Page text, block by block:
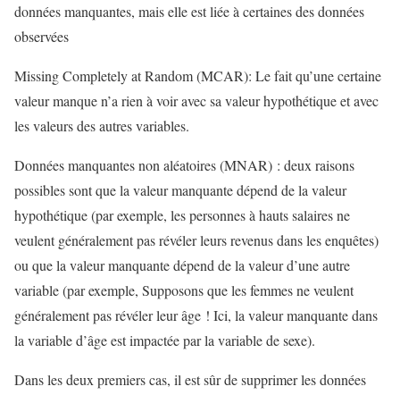
données manquantes, mais elle est liée à certaines des données
observées
Missing Completely at Random (MCAR): Le fait qu’une certaine
valeur manque n’a rien à voir avec sa valeur hypothétique et avec
les valeurs des autres variables.
Données manquantes non aléatoires (MNAR) : deux raisons
possibles sont que la valeur manquante dépend de la valeur
hypothétique (par exemple, les personnes à hauts salaires ne
veulent généralement pas révéler leurs revenus dans les enquêtes)
ou que la valeur manquante dépend de la valeur d’une autre
variable (par exemple, Supposons que les femmes ne veulent
généralement pas révéler leur âge ! Ici, la valeur manquante dans
la variable d’âge est impactée par la variable de sexe).
Dans les deux premiers cas, il est sûr de supprimer les données